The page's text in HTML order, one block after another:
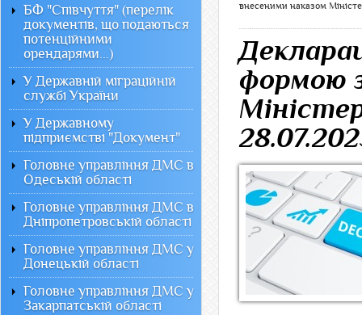
внесеними наказом
формою
БФ "Співчуття" (перелік
документів, що подаються
потенційними
орендарями...)
У Державній міграційній
службі України
У Державному
підприємстві "Документ"
Головне управління ДМС в
Одеській області
Головне управління ДМС в
Дніпропетровській області
Головне управління ДМС у
Донецькій області
Головне управління ДМС у
Закарпатській області